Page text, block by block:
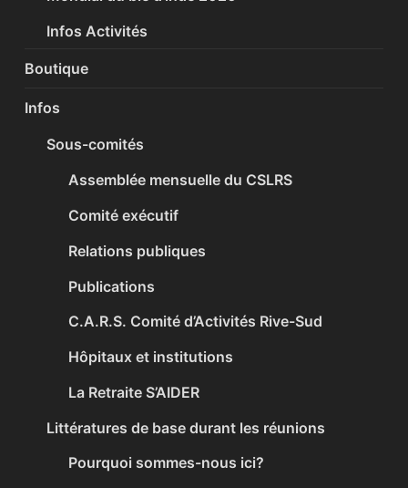
Infos Activités
Boutique
Infos
Sous-comités
Assemblée mensuelle du CSLRS
Comité exécutif
Relations publiques
Publications
C.A.R.S. Comité d’Activités Rive-Sud
Hôpitaux et institutions
La Retraite S’AIDER
Littératures de base durant les réunions
Pourquoi sommes-nous ici?